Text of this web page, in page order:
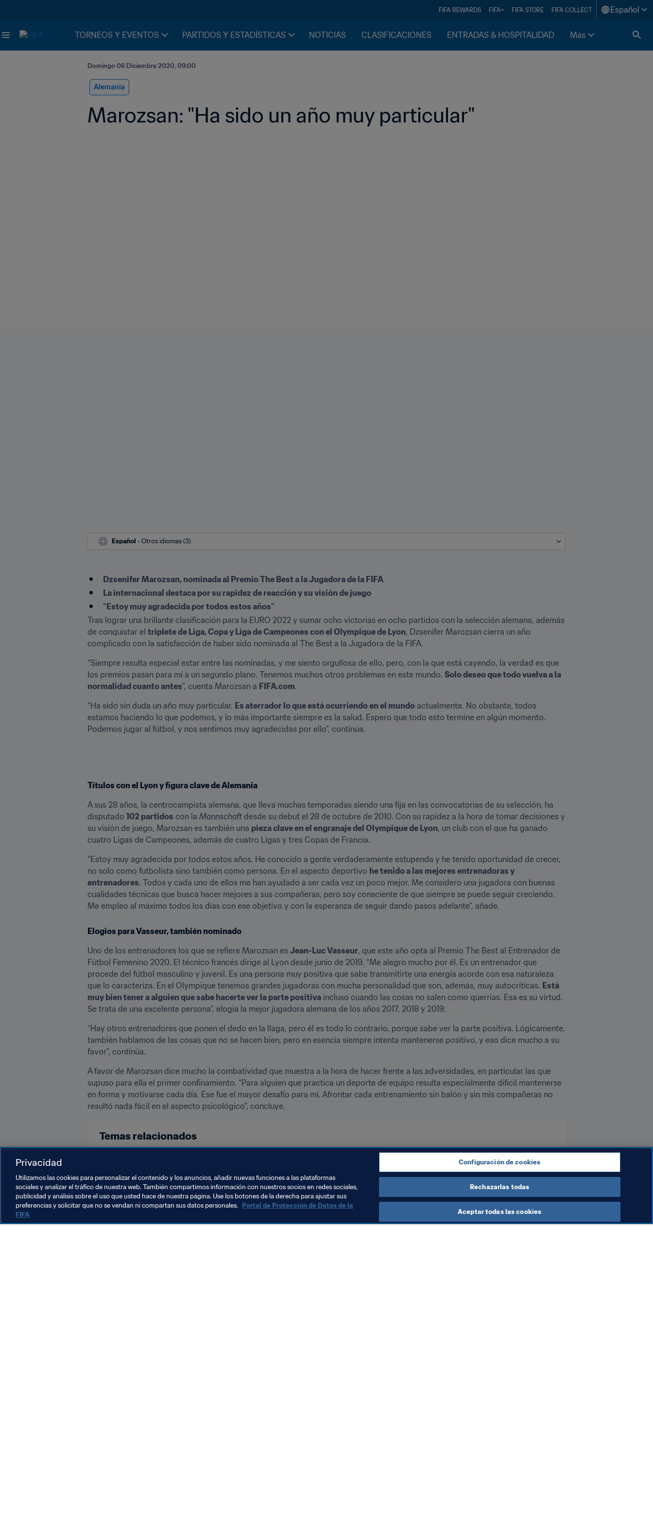
FIFA REWARDS FIFA+ FIFA STORE FIFA COLLECT Español
TORNEOS Y EVENTOS PARTIDOS Y ESTADÍSTICAS NOTICIAS CLASIFICACIONES ENTRADAS & HOSPITALIDAD Más
Domingo 06 Diciembre 2020, 09:00
Alemania
Marozsan: "Ha sido un año muy particular"
Español - Otros idiomas (3)
Dzsenifer Marozsan, nominada al Premio The Best a la Jugadora de la FIFA
La internacional destaca por su rapidez de reacción y su visión de juego
“Estoy muy agradecida por todos estos años”
Tras lograr una brillante clasificación para la EURO 2022 y sumar ocho victorias en ocho partidos con la selección alemana, además
de conquistar el triplete de Liga, Copa y Liga de Campeones con el Olympique de Lyon, Dzsenifer Marozsan cierra un año
complicado con la satisfacción de haber sido nominada al The Best a la Jugadora de la FIFA.
“Siempre resulta especial estar entre las nominadas, y me siento orgullosa de ello, pero, con la que está cayendo, la verdad es que
los premios pasan para mí a un segundo plano. Tenemos muchos otros problemas en este mundo. Solo deseo que todo vuelva a la
normalidad cuanto antes”, cuenta Marozsan a FIFA.com.
“Ha sido sin duda un año muy particular. Es aterrador lo que está ocurriendo en el mundo actualmente. No obstante, todos
estamos haciendo lo que podemos, y lo más importante siempre es la salud. Espero que todo esto termine en algún momento.
Podemos jugar al fútbol, y nos sentimos muy agradecidas por ello”, continúa.
Títulos con el Lyon y figura clave de Alemania
A sus 28 años, la centrocampista alemana, que lleva muchas temporadas siendo una fija en las convocatorias de su selección, ha
disputado 102 partidos con la Mannschaft desde su debut el 28 de octubre de 2010. Con su rapidez a la hora de tomar decisiones y
su visión de juego, Marozsan es también una pieza clave en el engranaje del Olympique de Lyon, un club con el que ha ganado
cuatro Ligas de Campeones, además de cuatro Ligas y tres Copas de Francia.
“Estoy muy agradecida por todos estos años. He conocido a gente verdaderamente estupenda y he tenido oportunidad de crecer,
no solo como futbolista sino también como persona. En el aspecto deportivo he tenido a las mejores entrenadoras y
entrenadores. Todos y cada uno de ellos me han ayudado a ser cada vez un poco mejor. Me considero una jugadora con buenas
cualidades técnicas que busca hacer mejores a sus compañeras, pero soy consciente de que siempre se puede seguir creciendo.
Me empleo al máximo todos los días con ese objetivo y con la esperanza de seguir dando pasos adelante”, añade.
Elogios para Vasseur, también nominado
Uno de los entrenadores los que se refiere Marozsan es Jean-Luc Vasseur, que este año opta al Premio The Best al Entrenador de
Fútbol Femenino 2020. El técnico francés dirige al Lyon desde junio de 2019. “Me alegro mucho por él. Es un entrenador que
procede del fútbol masculino y juvenil. Es una persona muy positiva que sabe transmitirte una energía acorde con esa naturaleza
que lo caracteriza. En el Olympique tenemos grandes jugadoras con mucha personalidad que son, además, muy autocríticas. Está
muy bien tener a alguien que sabe hacerte ver la parte positiva incluso cuando las cosas no salen como querrías. Esa es su virtud.
Se trata de una excelente persona”, elogia la mejor jugadora alemana de los años 2017, 2018 y 2019.
“Hay otros entrenadores que ponen el dedo en la llaga, pero él es todo lo contrario, porque sabe ver la parte positiva. Lógicamente,
también hablamos de las cosas que no se hacen bien, pero en esencia siempre intenta mantenerse positivo, y eso dice mucho a su
favor”, continúa.
A favor de Marozsan dice mucho la combatividad que muestra a la hora de hacer frente a las adversidades, en particular las que
supuso para ella el primer confinamiento. “Para alguien que practica un deporte de equipo resulta especialmente difícil mantenerse
en forma y motivarse cada día. Ese fue el mayor desafío para mí. Afrontar cada entrenamiento sin balón y sin mis compañeras no
resultó nada fácil en el aspecto psicológico”, concluye.
Temas relacionados
Privacidad
Utilizamos las cookies para personalizar el contenido y los anuncios, añadir nuevas funciones a las plataformas
sociales y analizar el tráfico de nuestra web. También compartimos información con nuestros socios en redes sociales,
publicidad y análisis sobre el uso que usted hace de nuestra página. Use los botones de la derecha para ajustar sus
preferencias y solicitar que no se vendan ni compartan sus datos personales. Portal de Protección de Datos de la
FIFA
Configuración de cookies
Rechazarlas todas
Aceptar todas las cookies